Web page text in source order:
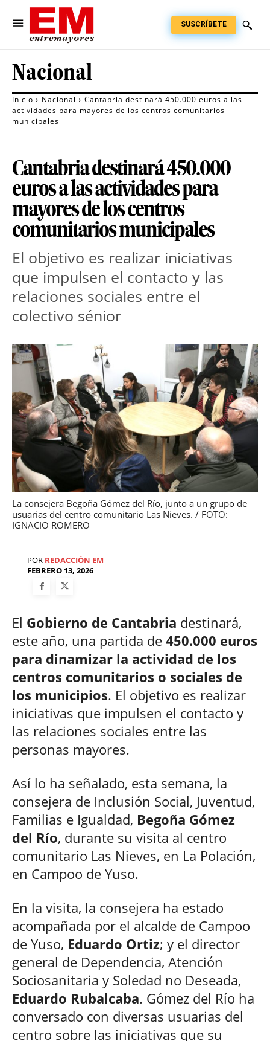
SUSCRÍBETE
Nacional
Inicio Nacional
Cantabria destinará 450.000 euros a las
actividades para mayores de los centros comunitarios
municipales
Cantabria destinará 450.000
euros a las actividades para
mayores de los centros
comunitarios municipales
El objetivo es realizar iniciativas
que impulsen el contacto y las
relaciones sociales entre el
colectivo sénior
La consejera Begoña Gómez del Río, junto a un grupo de
usuarias del centro comunitario Las Nieves. / FOTO:
IGNACIO ROMERO
POR REDACCIÓN EM
FEBRERO 13, 2026
El Gobierno de Cantabria destinará,
este año, una partida de 450.000 euros
para dinamizar la actividad de los
centros comunitarios o sociales de
los municipios. El objetivo es realizar
iniciativas que impulsen el contacto y
las relaciones sociales entre las
personas mayores.
Así lo ha señalado, esta semana, la
consejera de Inclusión Social, Juventud,
Familias e Igualdad, Begoña Gómez
del Río, durante su visita al centro
comunitario Las Nieves, en La Polación,
en Campoo de Yuso.
En la visita, la consejera ha estado
acompañada por el alcalde de Campoo
de Yuso, Eduardo Ortiz; y el director
general de Dependencia, Atención
Sociosanitaria y Soledad no Deseada,
Eduardo Rubalcaba. Gómez del Río ha
conversado con diversas usuarias del
centro sobre las iniciativas que su